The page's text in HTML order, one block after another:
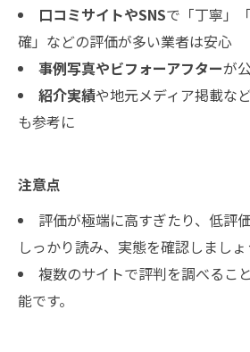
口コミサイトやSNSで「丁寧」
確」などの評価が多い業者は安心
事例写真やビフォーアフターが
紹介実績や地元メディア掲載な
も参考に
注意点
評価が極端に高すぎたり、低評
しっかり読み、実態を確認しましょ
複数のサイトで評判を調べるこ
能です。